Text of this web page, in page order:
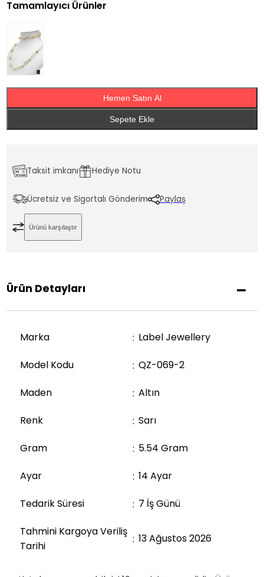
Tamamlayıcı Ürünler
Hemen Satın Al
Sepete Ekle
Taksit imkanı Hediye Notu
Ücretsiz ve Sigortalı Gönderim Paylaş
Ürünü karşılaştır
Ürün Detayları
Marka Label Jewellery
Model Kodu QZ-069-2
Maden Altın
Renk Sarı
Gram 5.54 Gram
Ayar 14 Ayar
Tedarik Süresi 7 İş Günü
Tahmini Kargoya Veriliş
Tarihi
13 Ağustos 2026